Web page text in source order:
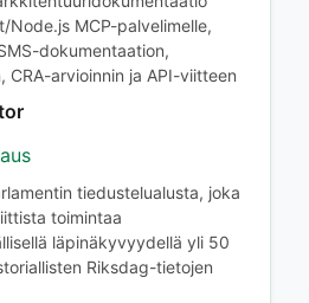
Node.js MCP-palvelimelle,
dokumentaation,
CRA-arvioinnin ja API-viitteen
tiedustelualusta, joka
toimintaa
läpinäkyvyydellä yli 50
Riksdag-tietojen